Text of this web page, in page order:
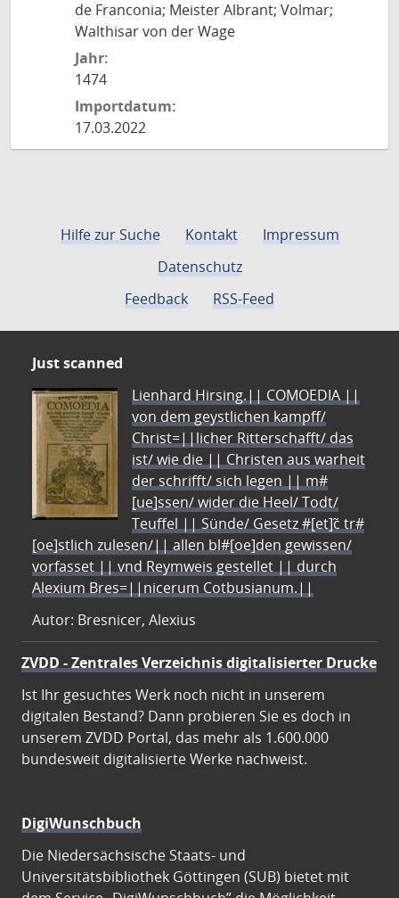
de Franconia; Meister Albrant; Volmar;
Walthisar von der Wage
Jahr:
1474
Importdatum:
17.03.2022
Hilfe zur Suche Kontakt
Impressum
Datenschutz
Feedback
RSS-Feed
Just scanned
Lienhard Hirsing.|| COMOEDIA ||
von dem geystlichen kampff/
Christ=||licher Ritterschafft/ das
ist/ wie die || Christen aus warheit
der schrifft/ sich legen || m#
[ue]ssen/ wider die Heel/ Todt/
Teuffel || Sünde/ Gesetz #[et]c̃ tr#
[oe]stlich zulesen/|| allen bl#[oe]den gewissen/
vorfasset || vnd Reymweis gestellet || durch
Alexium Bres=||nicerum Cotbusianum.||
Autor: Bresnicer, Alexius
ZVDD - Zentrales Verzeichnis digitalisierter Drucke
Ist Ihr gesuchtes Werk noch nicht in unserem
digitalen Bestand? Dann probieren Sie es doch in
unserem ZVDD Portal, das mehr als 1.600.000
bundesweit digitalisierte Werke nachweist.
DigiWunschbuch
Die Niedersächsische Staats- und
Universitätsbibliothek Göttingen (SUB) bietet mit